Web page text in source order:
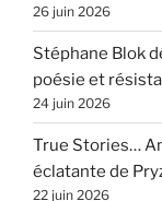
26 juin 2026
Stéphane Blok
poésie et
24 juin 2026
True Stories…
éclatante de
22 juin 2026